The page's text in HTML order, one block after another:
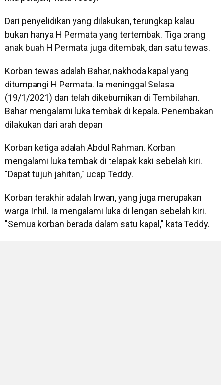
Dari penyelidikan yang dilakukan, terungkap kalau
bukan hanya H Permata yang tertembak. Tiga orang
anak buah H Permata juga ditembak, dan satu tewas.
Korban tewas adalah Bahar, nakhoda kapal yang
ditumpangi H Permata. Ia meninggal Selasa
(19/1/2021) dan telah dikebumikan di Tembilahan.
Bahar mengalami luka tembak di kepala. Penembakan
dilakukan dari arah depan
Korban ketiga adalah Abdul Rahman. Korban
mengalami luka tembak di telapak kaki sebelah kiri.
"Dapat tujuh jahitan," ucap Teddy.
Korban terakhir adalah Irwan, yang juga merupakan
warga Inhil. Ia mengalami luka di lengan sebelah kiri.
"Semua korban berada dalam satu kapal," kata Teddy.